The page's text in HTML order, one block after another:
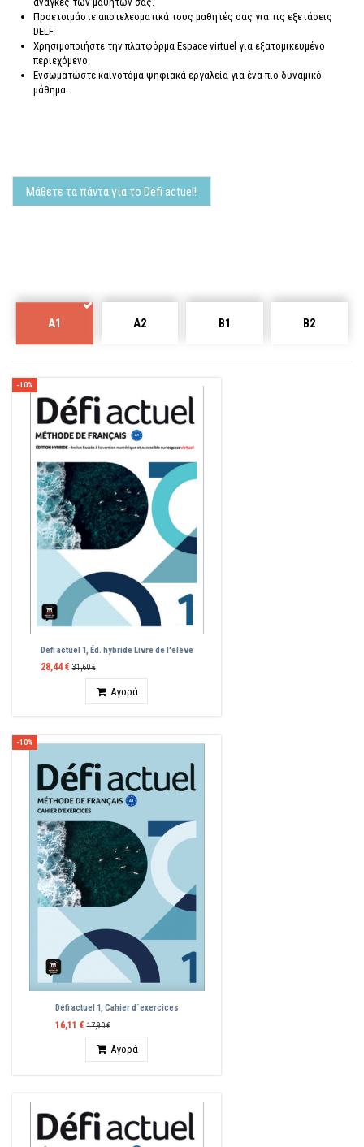
Προετοιμάστε αποτελεσματικά τους μαθητές σας για τις εξετάσεις
DELF.
Χρησιμοποιήστε την πλατφόρμα Espace virtuel για εξατομικευμένο
περιεχόμενο.
Ενσωματώστε καινοτόμα ψηφιακά εργαλεία για ένα πιο δυναμικό
μάθημα.
Μάθετε τα πάντα για το Défi actuel!
Α1 Α2 Β1 B2
-10%
Défi actuel 1, Éd. hybride Livre de l'élève
28,44 € 31,60 €
Αγορά
-10%
Défi actuel 1, Cahier d´exercices
16,11 € 17,90 €
Αγορά